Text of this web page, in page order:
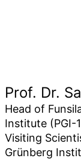
Prof. Dr.
Head of
Institute (PGI-
Visiting
Grünberg